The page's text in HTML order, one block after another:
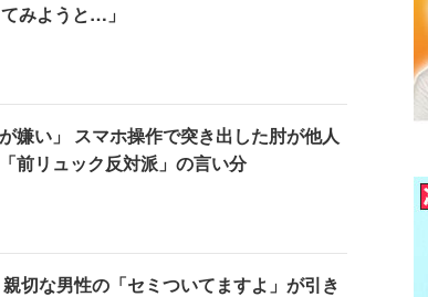
みようと…」
嫌い」 スマホ操作で突き出した肘が他人
リュック反対派」の言い分
切な男性の「セミついてますよ」が引き